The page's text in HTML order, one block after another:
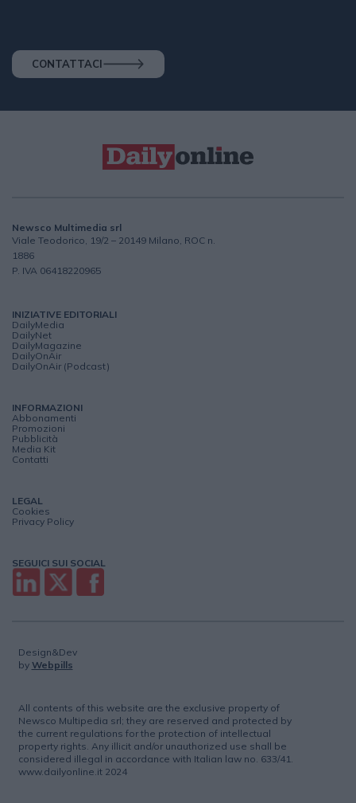
CONTATTACI
Newsco Multimedia srl
Viale Teodorico, 19/2 – 20149 Milano, ROC n.
1886
P. IVA 06418220965
INIZIATIVE EDITORIALI
DailyMedia
DailyNet
DailyMagazine
DailyOnAir
DailyOnAir (Podcast)
INFORMAZIONI
Abbonamenti
Promozioni
Pubblicità
Media Kit
Contatti
LEGAL
Cookies
Privacy Policy
SEGUICI SUI SOCIAL
Design&Dev
by Webpills
All contents of this website are the exclusive property of
Newsco Multipedia srl; they are reserved and protected by
the current regulations for the protection of intellectual
property rights. Any illicit and/or unauthorized use shall be
considered illegal in accordance with Italian law no. 633/41.
www.dailyonline.it 2024